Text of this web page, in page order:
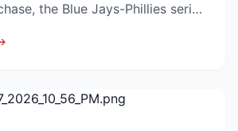
the Blue Jays-Phillies series